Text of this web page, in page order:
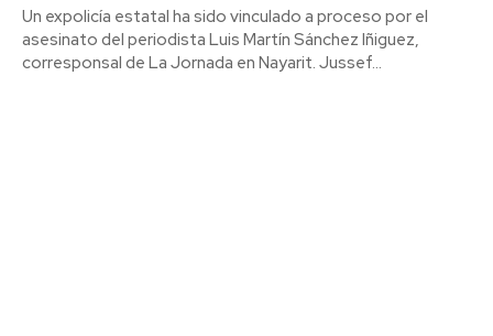
Un expolicía estatal ha sido vinculado a proceso por el
asesinato del periodista Luis Martín Sánchez Iñiguez,
corresponsal de La Jornada en Nayarit. Jussef...